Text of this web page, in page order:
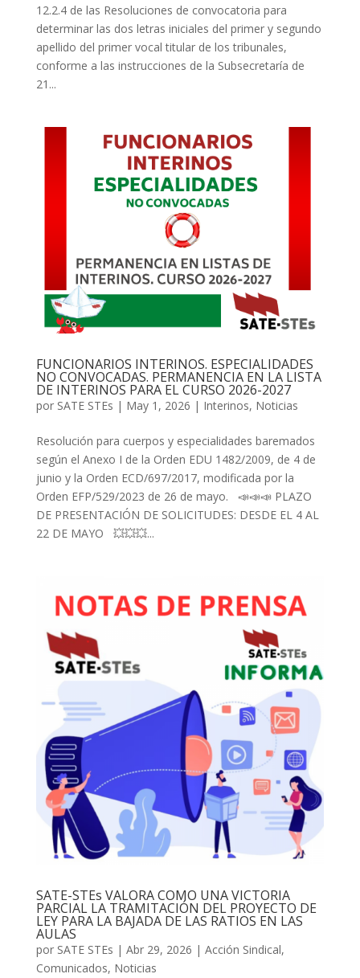
12.2.4 de las Resoluciones de convocatoria para
determinar las dos letras iniciales del primer y segundo
apellido del primer vocal titular de los tribunales,
conforme a las instrucciones de la Subsecretaría de
21...
FUNCIONARIOS INTERINOS. ESPECIALIDADES
NO CONVOCADAS. PERMANENCIA EN LA LISTA
DE INTERINOS PARA EL CURSO 2026-2027
por SATE STEs | May 1, 2026 | Interinos, Noticias
Resolución para cuerpos y especialidades baremados
según el Anexo I de la Orden EDU 1482/2009, de 4 de
junio y la Orden ECD/697/2017, modificada por la
Orden EFP/529/2023 de 26 de mayo. 📣📣📣 PLAZO
DE PRESENTACIÓN DE SOLICITUDES: DESDE EL 4 AL
22 DE MAYO 💥💥💥...
SATE-STEs VALORA COMO UNA VICTORIA
PARCIAL LA TRAMITACIÓN DEL PROYECTO DE
LEY PARA LA BAJADA DE LAS RATIOS EN LAS
AULAS
por SATE STEs | Abr 29, 2026 | Acción Sindical,
Comunicados, Noticias